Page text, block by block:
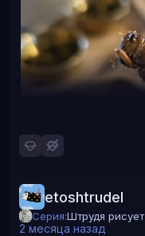
etoshtrudel
Серия:Штрудя рисует
2 месяца назад